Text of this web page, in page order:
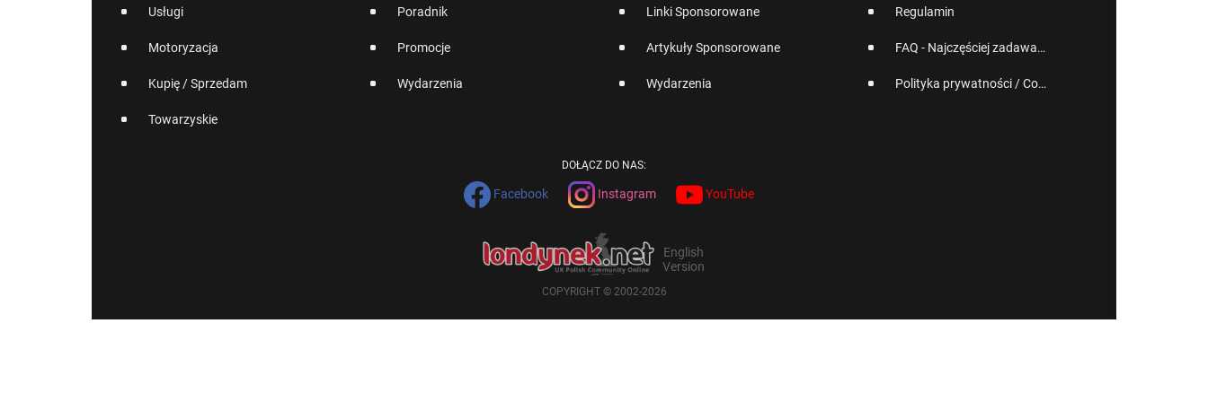
Usługi
Motoryzacja
Kupię / Sprzedam
Towarzyskie
Poradnik
Promocje
Wydarzenia
Linki Sponsorowane
Artykuły Sponsorowane
Wydarzenia
Regulamin
FAQ - Najczęściej zadawane pytania
Polityka prywatności / Cookies
DOŁĄCZ DO NAS:
Facebook Instagram YouTube
English
Version
COPYRIGHT © 2002-2026